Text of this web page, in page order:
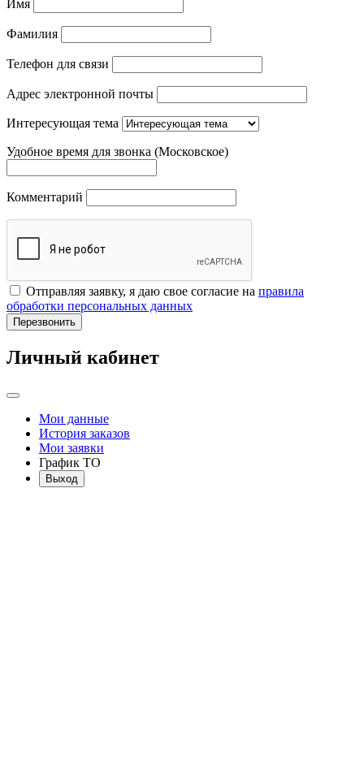
Имя
Фамилия
Телефон для связи
Адрес электронной почты
Интересующая тема
Удобное время для звонка (Московское)
Комментарий
Отправляя заявку, я даю свое согласие на правила
обработки персональных данных
Перезвонить
Личный кабинет
Мои данные
История заказов
Мои заявки
График ТО
Выход